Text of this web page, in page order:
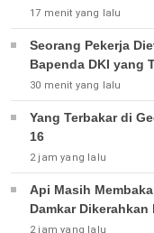
17 menit yang lalu
Seorang Pekerja
Bapenda DKI yang
30 menit yang lalu
Yang Terbakar di
16
2 jam yang lalu
Api Masih
Damkar Dikerahkan
2 jam yang lalu